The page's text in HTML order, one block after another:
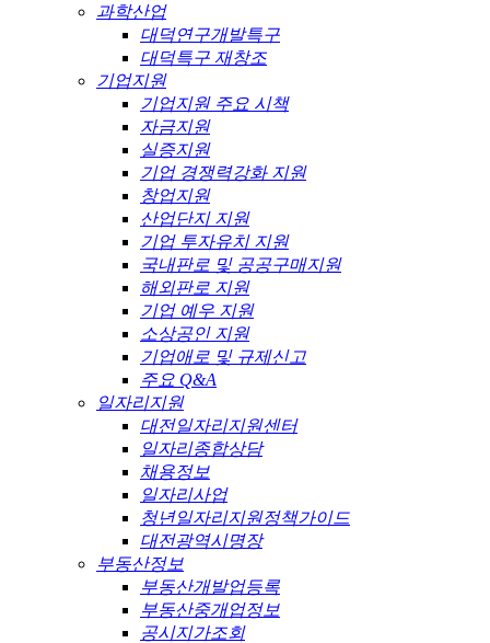
과학산업
대덕연구개발특구
대덕특구 재창조
기업지원
기업지원 주요 시책
자금지원
실증지원
기업 경쟁력강화 지원
창업지원
산업단지 지원
기업 투자유치 지원
국내판로 및 공공구매지원
해외판로 지원
기업 예우 지원
소상공인 지원
기업애로 및 규제신고
주요 Q&A
일자리지원
대전일자리지원센터
일자리종합상담
채용정보
일자리사업
청년일자리지원정책가이드
대전광역시명장
부동산정보
부동산개발업등록
부동산중개업정보
공시지가조회